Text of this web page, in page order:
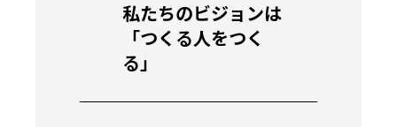
私たちのビジョンは
「つくる人をつく
る」